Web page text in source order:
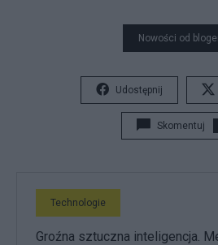
Nowości od
Udostępnij
Skomentuj
Technologie
Groźna sztuczna inteligencja.